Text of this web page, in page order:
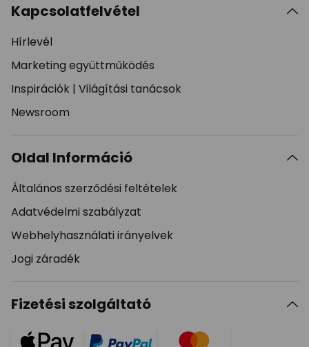
Kapcsolatfelvétel
Hírlevél
Marketing együttműködés
Inspirációk | Világítási tanácsok
Newsroom
Oldal Információ
Általános szerződési feltételek
Adatvédelmi szabályzat
Webhelyhasználati irányelvek
Jogi záradék
Fizetési szolgáltató